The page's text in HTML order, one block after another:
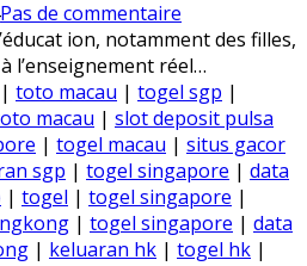
Pas de commentaire
ion, notamment des filles,
l’enseignement réel…
| toto macau | togel sgp |
macau | slot deposit pulsa
| togel macau | situs gacor
sgp | togel singapore | data
| togel | togel singapore |
| togel singapore | data
| keluaran hk | togel hk |